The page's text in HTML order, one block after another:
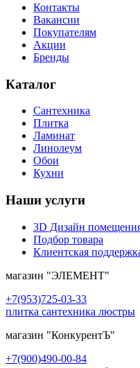
Контакты
Вакансии
Покупателям
Акции
Бренды
Каталог
Сантехника
Плитка
Ламинат
Линолеум
Обои
Кухни
Наши услуги
3D Дизайн
Подбор товара
Клиентская
магазин "ЭЛЕМЕНТ"
+7(953)725-03-33
плитка сантехника люстры
магазин "КонкурентЪ"
+7(900)490-00-84